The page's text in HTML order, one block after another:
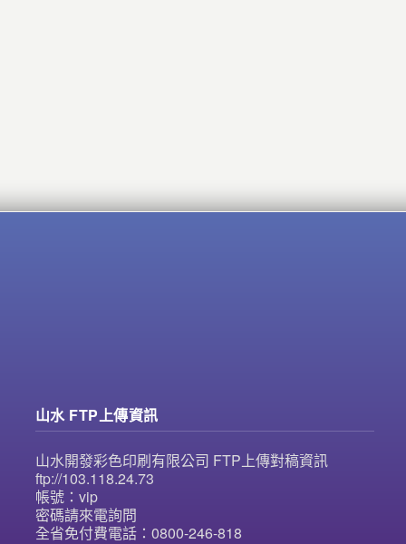
山水 FTP上傳資訊
山水開發彩色印刷有限公司 FTP上傳對稿資訊
ftp://103.118.24.73
帳號：vip
密碼請來電詢問
全省免付費電話：0800-246-818